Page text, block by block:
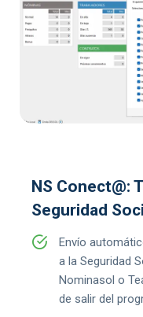
NS Conect@:
Seguridad
Envío
a la Seguridad
Nominasol o
de salir del